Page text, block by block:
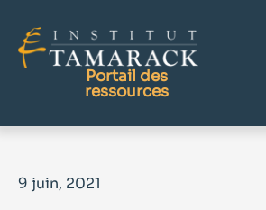
Portail des
ressources
9 juin, 2021